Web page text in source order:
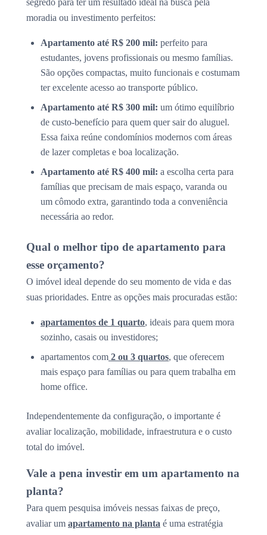
segredo para ter um resultado ideal na busca pela
moradia ou investimento perfeitos:
Apartamento até R$ 200 mil: perfeito para
estudantes, jovens profissionais ou mesmo famílias.
São opções compactas, muito funcionais e costumam
ter excelente acesso ao transporte público.
Apartamento até R$ 300 mil: um ótimo equilíbrio
de custo-benefício para quem quer sair do aluguel.
Essa faixa reúne condomínios modernos com áreas
de lazer completas e boa localização.
Apartamento até R$ 400 mil: a escolha certa para
famílias que precisam de mais espaço, varanda ou
um cômodo extra, garantindo toda a conveniência
necessária ao redor.
Qual o melhor tipo de apartamento para
esse orçamento?
O imóvel ideal depende do seu momento de vida e das
suas prioridades. Entre as opções mais procuradas estão:
apartamentos de 1 quarto, ideais para quem mora
sozinho, casais ou investidores;
apartamentos com 2 ou 3 quartos, que oferecem
mais espaço para famílias ou para quem trabalha em
home office.
Independentemente da configuração, o importante é
avaliar localização, mobilidade, infraestrutura e o custo
total do imóvel.
Vale a pena investir em um apartamento na
planta?
Para quem pesquisa imóveis nessas faixas de preço,
avaliar um apartamento na planta é uma estratégia